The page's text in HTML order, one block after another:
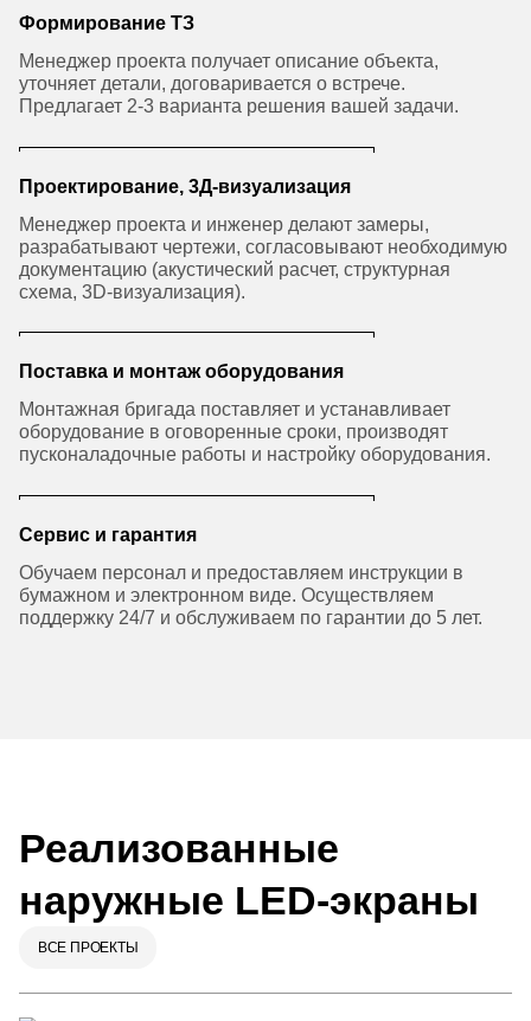
Формирование ТЗ
Менеджер проекта получает описание объекта,
уточняет детали, договаривается о встрече.
Предлагает 2-3 варианта решения вашей задачи.
Проектирование, 3Д-визуализация
Менеджер проекта и инженер делают замеры,
разрабатывают чертежи, согласовывают необходимую
документацию (акустический расчет, структурная
схема, 3D-визуализация).
Поставка и монтаж оборудования
Монтажная бригада поставляет и устанавливает
оборудование в оговоренные сроки, производят
пусконаладочные работы и настройку оборудования.
Сервис и гарантия
Обучаем персонал и предоставляем инструкции в
бумажном и электронном виде. Осуществляем
поддержку 24/7 и обслуживаем по гарантии до 5 лет.
Реализованные
наружные LED-экраны
ВСЕ ПРОЕКТЫ